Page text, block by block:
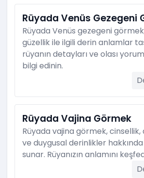
Rüyada Venüs Gezegeni
Rüyada Venüs gezegeni
güzellik ile ilgili derin anlamlar
rüyanın detayları ve olası
bilgi edinin.
Rüyada Vajina Görmek
Rüyada vajina görmek, cinsellik,
ve duygusal derinlikler hakkında
sunar. Rüyanızın anlamını